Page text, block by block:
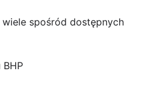
spośród dostępnych